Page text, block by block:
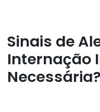
Sinais de
Internação
Necessária?